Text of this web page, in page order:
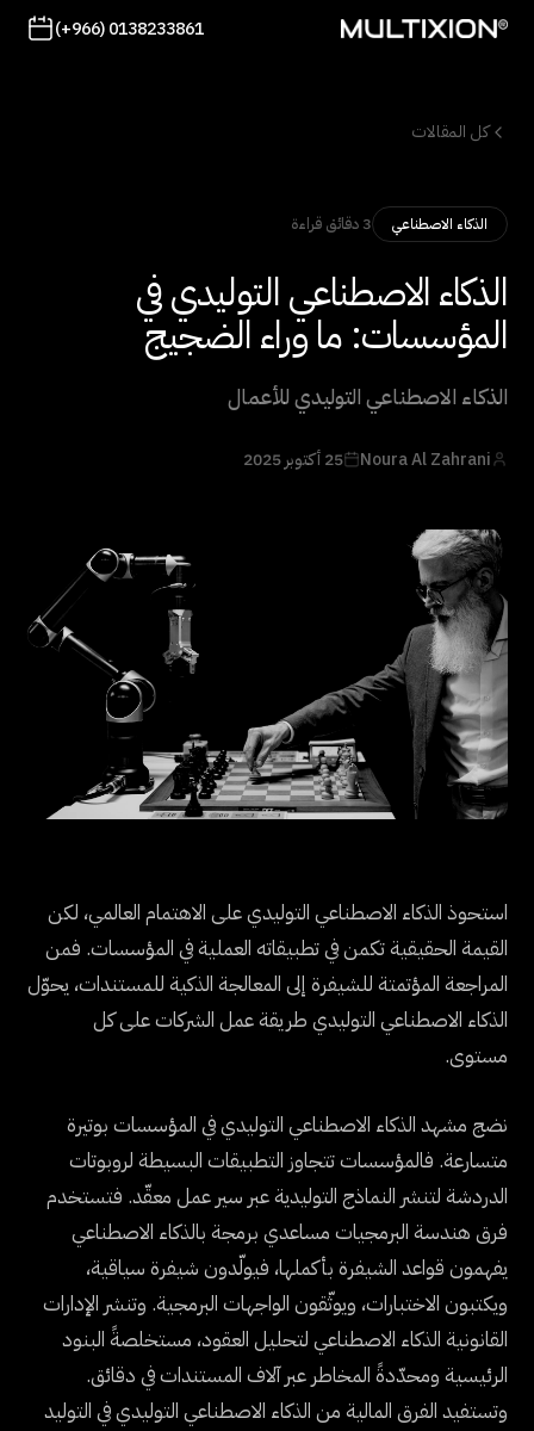
(+966) 0138233861
كل المقالات
الذكاء الاصطناعي 3 دقائق قراءة
الذكاء الاصطناعي التوليدي في
المؤسسات: ما وراء الضجيج
الذكاء الاصطناعي التوليدي للأعمال
Noura Al Zahrani 25 أكتوبر 2025
استحوذ الذكاء الاصطناعي التوليدي على الاهتمام العالمي، لكن
القيمة الحقيقية تكمن في تطبيقاته العملية في المؤسسات. فمن
المراجعة المؤتمتة للشيفرة إلى المعالجة الذكية للمستندات، يحوّل
الذكاء الاصطناعي التوليدي طريقة عمل الشركات على كل
مستوى.
نضج مشهد الذكاء الاصطناعي التوليدي في المؤسسات بوتيرة
متسارعة. فالمؤسسات تتجاوز التطبيقات البسيطة لروبوتات
الدردشة لتنشر النماذج التوليدية عبر سير عمل معقّد. فتستخدم
فرق هندسة البرمجيات مساعدي برمجة بالذكاء الاصطناعي
يفهمون قواعد الشيفرة بأكملها، فيولّدون شيفرة سياقية،
ويكتبون الاختبارات، ويوثّقون الواجهات البرمجية. وتنشر الإدارات
القانونية الذكاء الاصطناعي لتحليل العقود، مستخلصةً البنود
الرئيسية ومحدّدةً المخاطر عبر آلاف المستندات في دقائق.
وتستفيد الفرق المالية من الذكاء الاصطناعي التوليدي في التوليد